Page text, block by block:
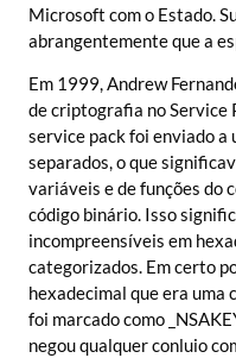
Microsoft com o Estado.
abrangentemente que a
Em 1999, Andrew
de criptografia no Service
service pack foi enviado a
separados, o que
variáveis e de funções do
código binário. Isso
incompreensíveis em
categorizados. Em certo
hexadecimal que era uma
foi marcado como
negou qualquer conluio